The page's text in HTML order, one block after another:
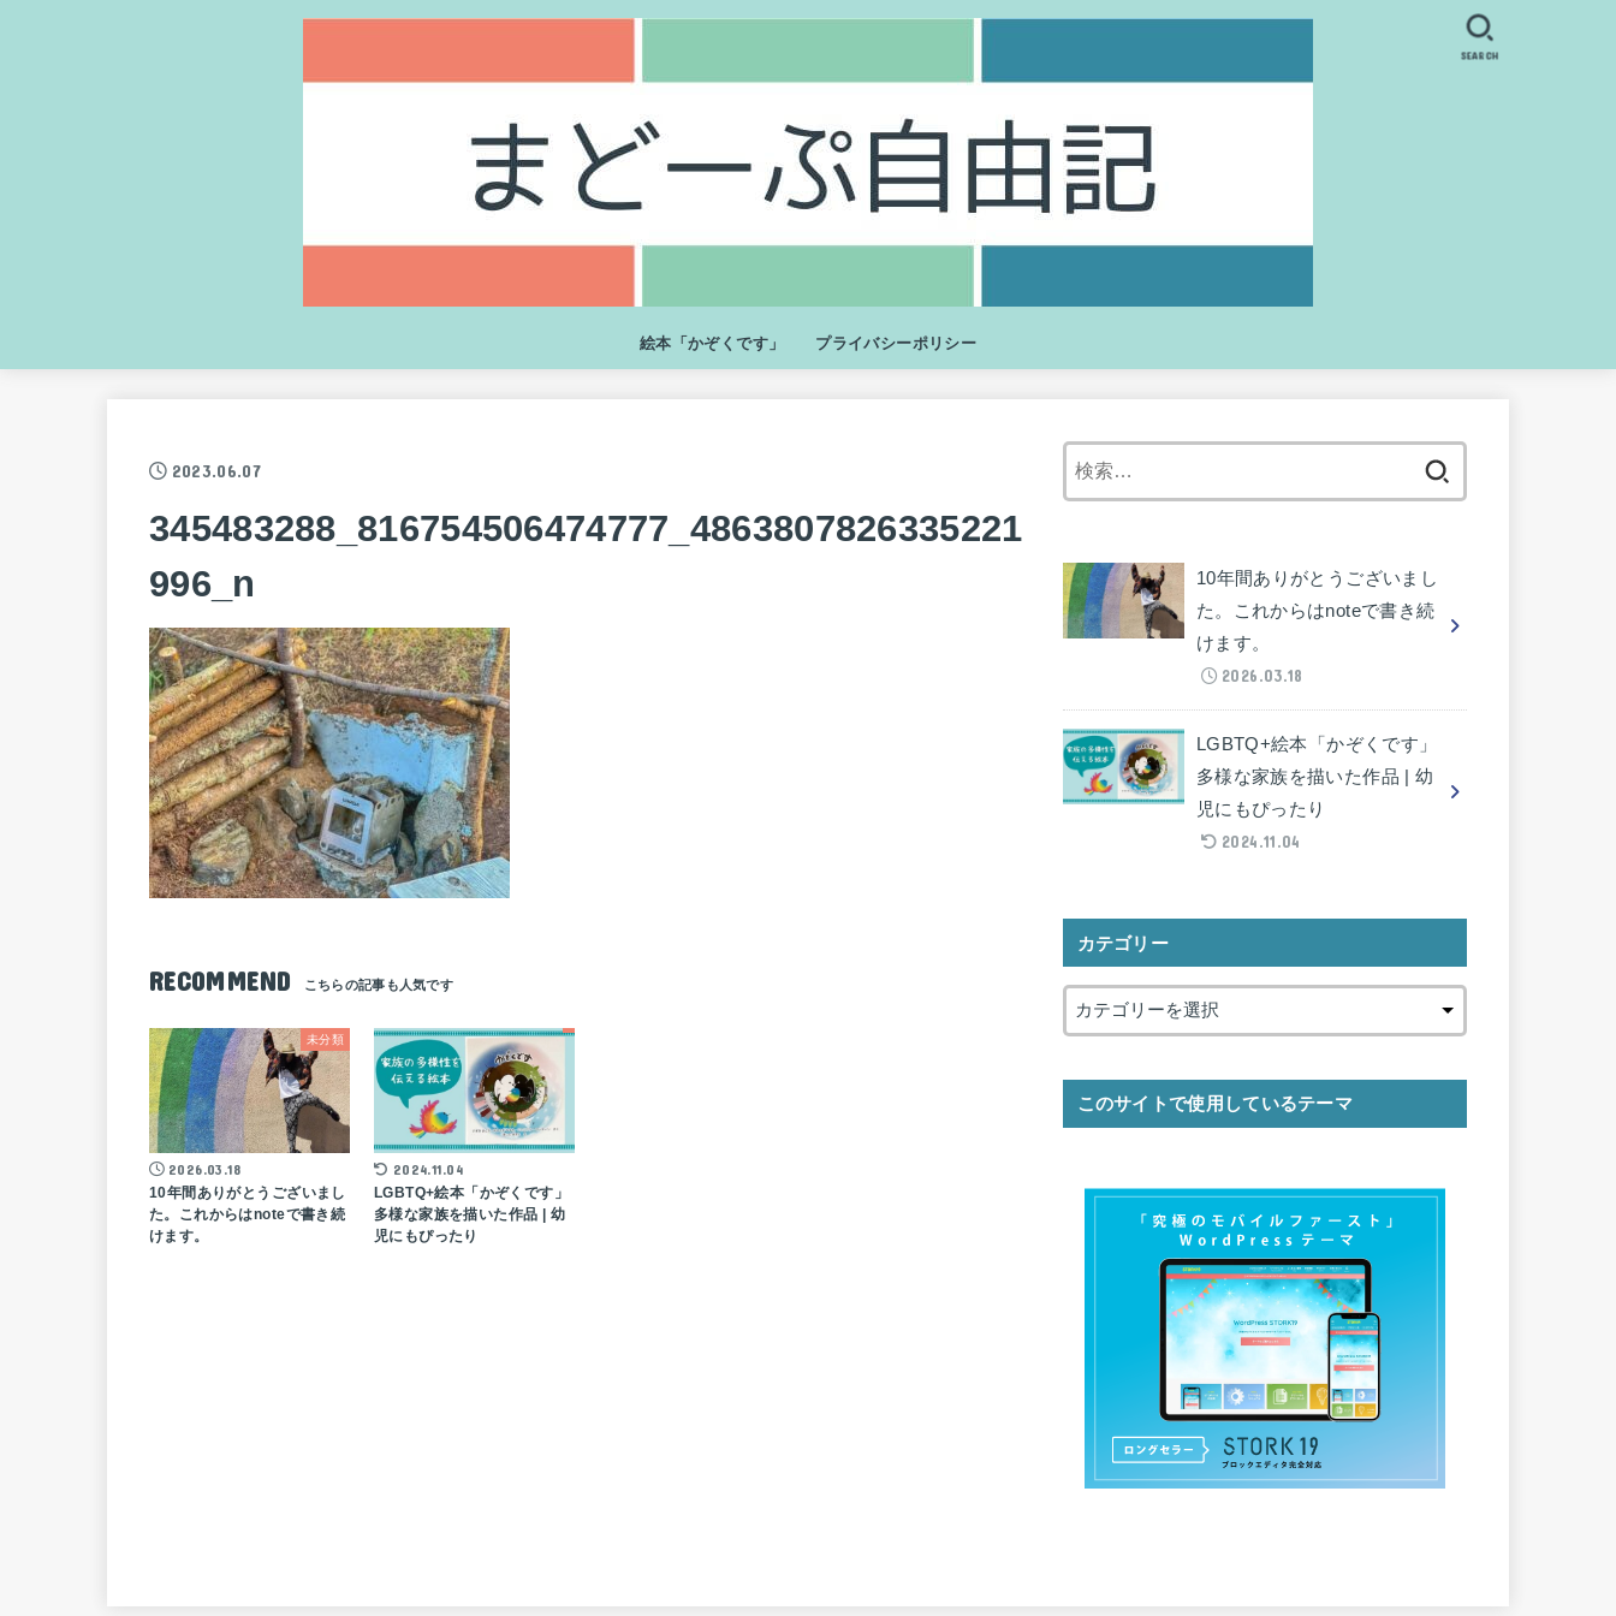
絵本「かぞくです」 プライバシーポリシー
SEARCH
2023.06.07
345483288_816754506474777_4863807826335221
996_n
RECOMMEND
未分類
2026.03.18
10年間ありがとうございまし
た。これからはnoteで書き続
けます。
2024.11.04
LGBTQ+絵本「かぞくです」
多様な家族を描いた作品 | 幼
児にもぴったり
10年間ありがとうございまし
た。これからはnoteで書き続
けます。
2026.03.18
LGBTQ+絵本「かぞくです」
多様な家族を描いた作品 | 幼
児にもぴったり
2024.11.04
カテゴリー
このサイトで使用しているテーマ